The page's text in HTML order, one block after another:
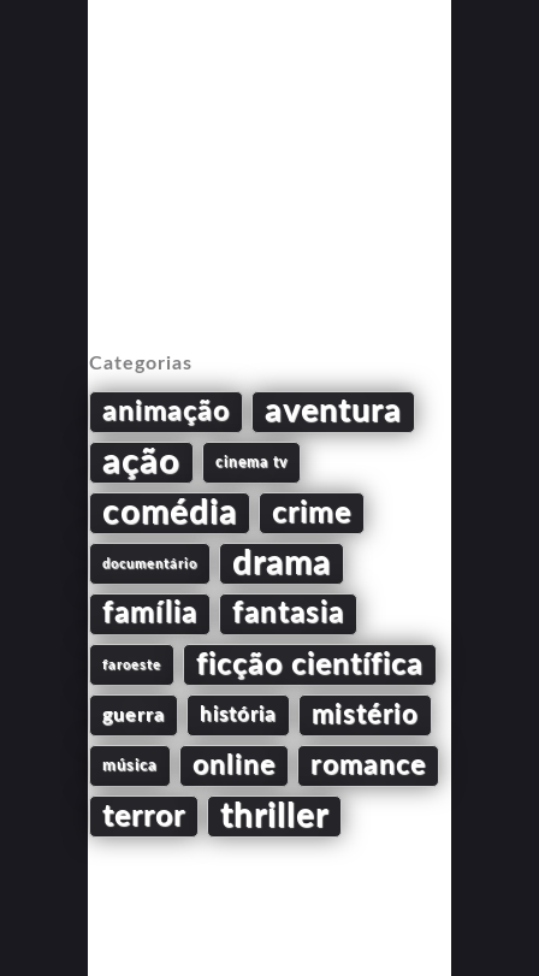
Categorias
animação aventura
ação cinema tv
comédia crime
documentário drama
família fantasia
faroeste ficção científica
guerra história mistério
música online romance
terror thriller